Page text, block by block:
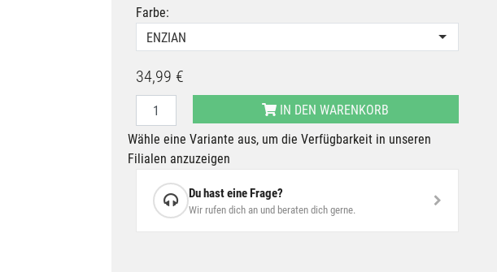
Farbe:
ENZIAN
34,99 €
IN DEN WARENKORB
Wähle eine Variante aus, um die Verfügbarkeit in unseren
Filialen anzuzeigen
Du hast eine Frage?
Wir rufen dich an und beraten dich gerne.